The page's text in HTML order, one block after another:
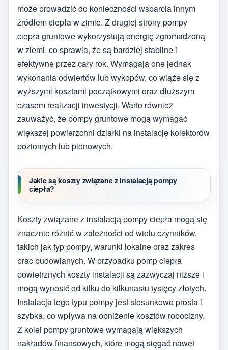
może prowadzić do konieczności wsparcia innym
źródłem ciepła w zimie. Z drugiej strony pompy
ciepła gruntowe wykorzystują energię zgromadzoną
w ziemi, co sprawia, że są bardziej stabilne i
efektywne przez cały rok. Wymagają one jednak
wykonania odwiertów lub wykopów, co wiąże się z
wyższymi kosztami początkowymi oraz dłuższym
czasem realizacji inwestycji. Warto również
zauważyć, że pompy gruntowe mogą wymagać
większej powierzchni działki na instalację kolektorów
poziomych lub pionowych.
Jakie są koszty związane z instalacją pompy
ciepła?
Koszty związane z instalacją pompy ciepła mogą się
znacznie różnić w zależności od wielu czynników,
takich jak typ pompy, warunki lokalne oraz zakres
prac budowlanych. W przypadku pomp ciepła
powietrznych koszty instalacji są zazwyczaj niższe i
mogą wynosić od kilku do kilkunastu tysięcy złotych.
Instalacja tego typu pompy jest stosunkowo prosta i
szybka, co wpływa na obniżenie kosztów robocizny.
Z kolei pompy gruntowe wymagają większych
nakładów finansowych, które mogą sięgać nawet